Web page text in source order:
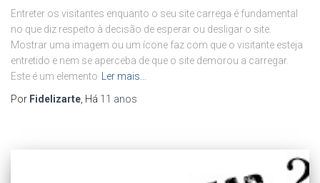
Entreter os visitantes enquanto o seu site carrega é fundamental
no que diz respeito à decisão de esperar ou desligar o site.
Mostrar uma imagem ou um ícone faz com que o visitante esteja
entretido e nem se aperceba de que o site demorou a carregar.
Este é um elemento
Ler mais…
Por Fidelizarte , Há 11 anos